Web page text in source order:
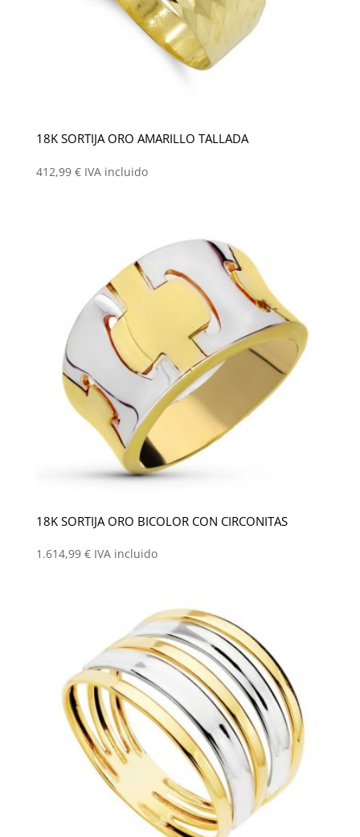
18K SORTIJA ORO AMARILLO TALLADA
412,99 € IVA incluido
18K SORTIJA ORO BICOLOR CON CIRCONITAS
1.614,99 € IVA incluido